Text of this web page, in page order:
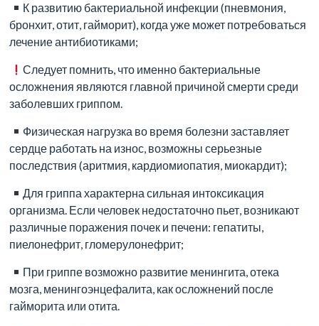
Клиника
«Центр
Здоровья
профессиональная
медицинская
организация,
расположенная
в
Новочеркасске,
миссия
которой
укреплять
поддерживать
здоровье
К развитию бактериальной инфекции (пневмония,
бронхит, отит, гайморит), когда уже может потребоваться
лечение антибиотиками;
Следует помнить, что именно бактериальные
осложнения являются главной причиной смерти среди
заболевших гриппом.
Физическая нагрузка во время болезни заставляет
сердце работать на износ, возможны серьезные
последствия (аритмия, кардиомиопатия, миокардит);
Для гриппа характерна сильная интоксикация
организма. Если человек недостаточно пьет, возникают
различные поражения почек и печени: гепатиты,
пиелонефрит, гломерулонефрит;
При гриппе возможно развитие менингита, отека
мозга, менингоэнцефалита, как осложнений после
гайморита или отита.